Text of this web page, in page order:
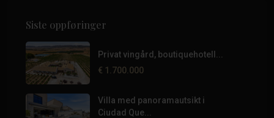
Siste oppføringer
Privat vingård, boutiquehotell...
€ 1.700.000
Villa med panoramautsikt i
Ciudad Que...